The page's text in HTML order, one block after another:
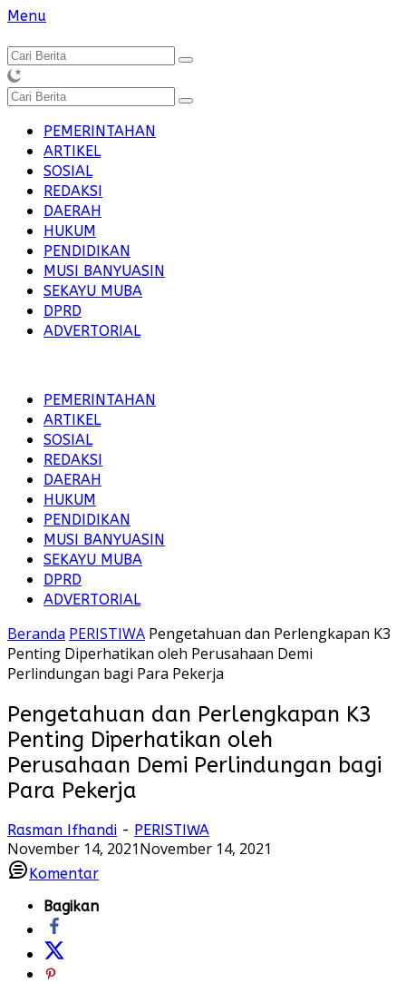
Langsung
konten
Menu
PEMERINTAHAN
ARTIKEL
SOSIAL
REDAKSI
DAERAH
HUKUM
PENDIDIKAN
MUSI BANYUASIN
SEKAYU MUBA
DPRD
ADVERTORIAL
PEMERINTAHAN
ARTIKEL
SOSIAL
REDAKSI
DAERAH
HUKUM
PENDIDIKAN
MUSI BANYUASIN
SEKAYU MUBA
DPRD
ADVERTORIAL
Beranda PERISTIWA Pengetahuan dan Perlengkapan K3
Penting Diperhatikan oleh Perusahaan Demi
Perlindungan bagi Para Pekerja
Pengetahuan dan Perlengkapan K3
Penting Diperhatikan oleh
Perusahaan Demi Perlindungan bagi
Para Pekerja
Rasman Ifhandi - PERISTIWA
November 14, 2021November 14, 2021
Komentar
Bagikan